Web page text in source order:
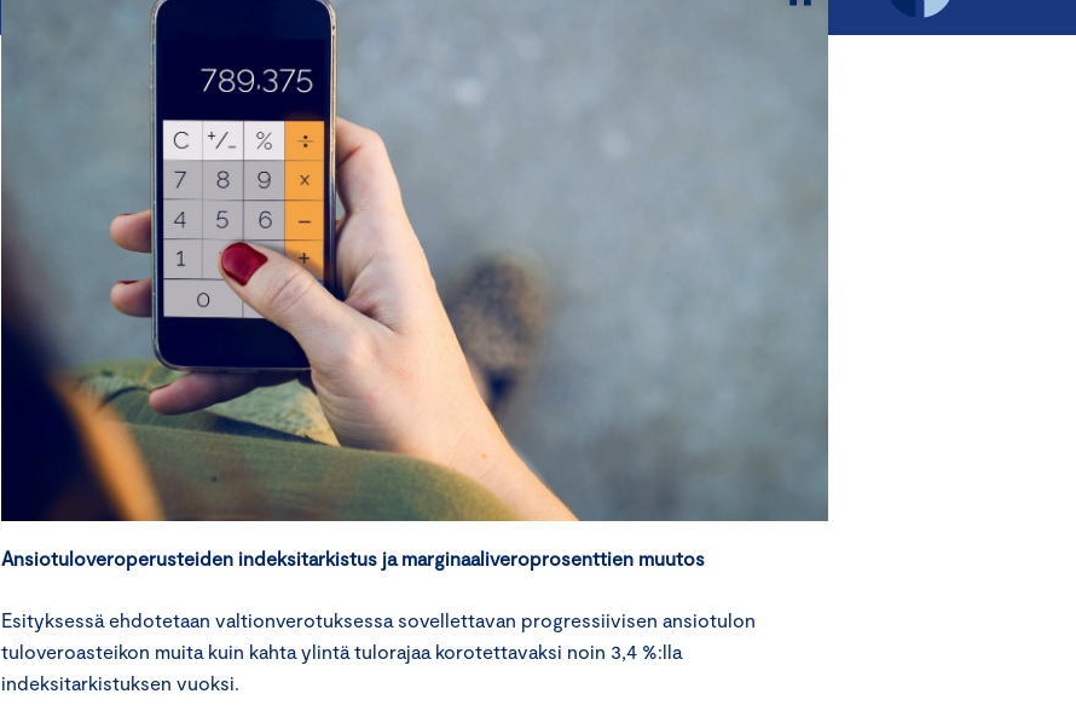
Ansiotuloveroperusteiden indeksitarkistus ja marginaaliveroprosenttien muutos
Esityksessä ehdotetaan valtionverotuksessa sovellettavan progressiivisen ansiotulon
tuloveroasteikon muita kuin kahta ylintä tulorajaa korotettavaksi noin 3,4 %:lla
indeksitarkistuksen vuoksi.